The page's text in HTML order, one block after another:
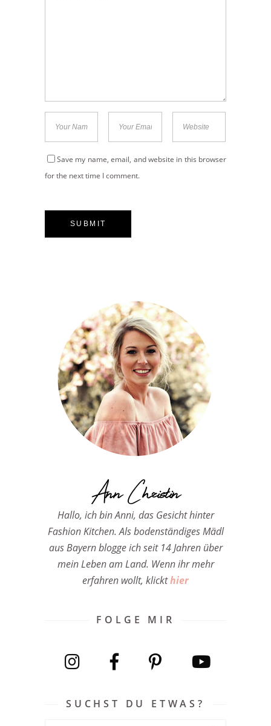
Save my name, email, and website in this browser
for the next time I comment.
Ann Christin
Hallo, ich bin Anni, das Gesicht hinter
Fashion Kitchen. Als bodenständiges Mädl
aus Bayern blogge ich seit 14 Jahren über
mein Leben am Land. Wenn ihr mehr
erfahren wollt, klickthier
FOLGE MIR
SUCHST DU ETWAS?